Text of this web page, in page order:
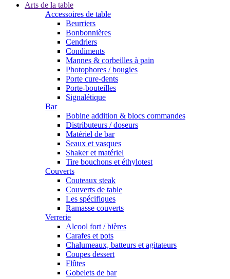
Arts de la table
Accessoires de table
Beurriers
Bonbonnières
Cendriers
Condiments
Mannes & corbeilles à pain
Photophores / bougies
Porte cure-dents
Porte-bouteilles
Signalétique
Bar
Bobine addition & blocs commandes
Distributeurs / doseurs
Matériel de bar
Seaux et vasques
Shaker et matériel
Tire bouchons et éthylotest
Couverts
Couteaux steak
Couverts de table
Les spécifiques
Ramasse couverts
Verrerie
Alcool fort / bières
Carafes et pots
Chalumeaux, batteurs et agitateurs
Coupes dessert
Flûtes
Gobelets de bar